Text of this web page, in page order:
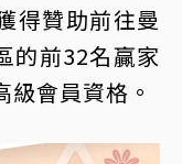
得贊助前往曼
的前32名贏家
會員資格。